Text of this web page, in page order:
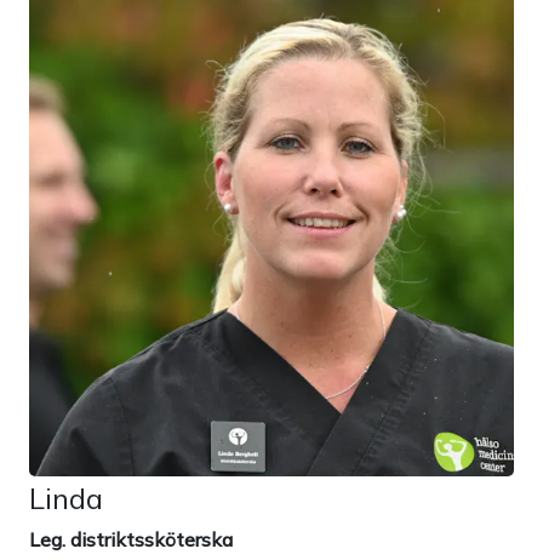
Linda
Leg. distriktssköterska